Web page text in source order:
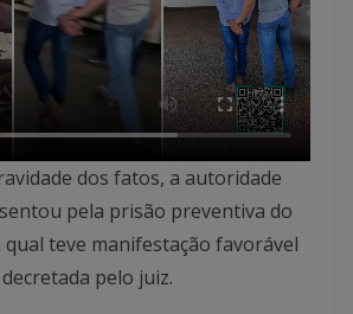
dos fatos, a autoridade
pela prisão preventiva do
teve manifestação favorável
decretada pelo juiz.